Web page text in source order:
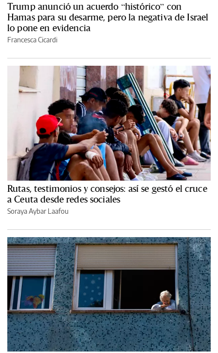
Trump anunció un acuerdo “histórico” con
Hamas para su desarme, pero la negativa de Israel
lo pone en evidencia
Francesca Cicardi
Rutas, testimonios y consejos: así se gestó el cruce
a Ceuta desde redes sociales
Soraya Aybar Laafou